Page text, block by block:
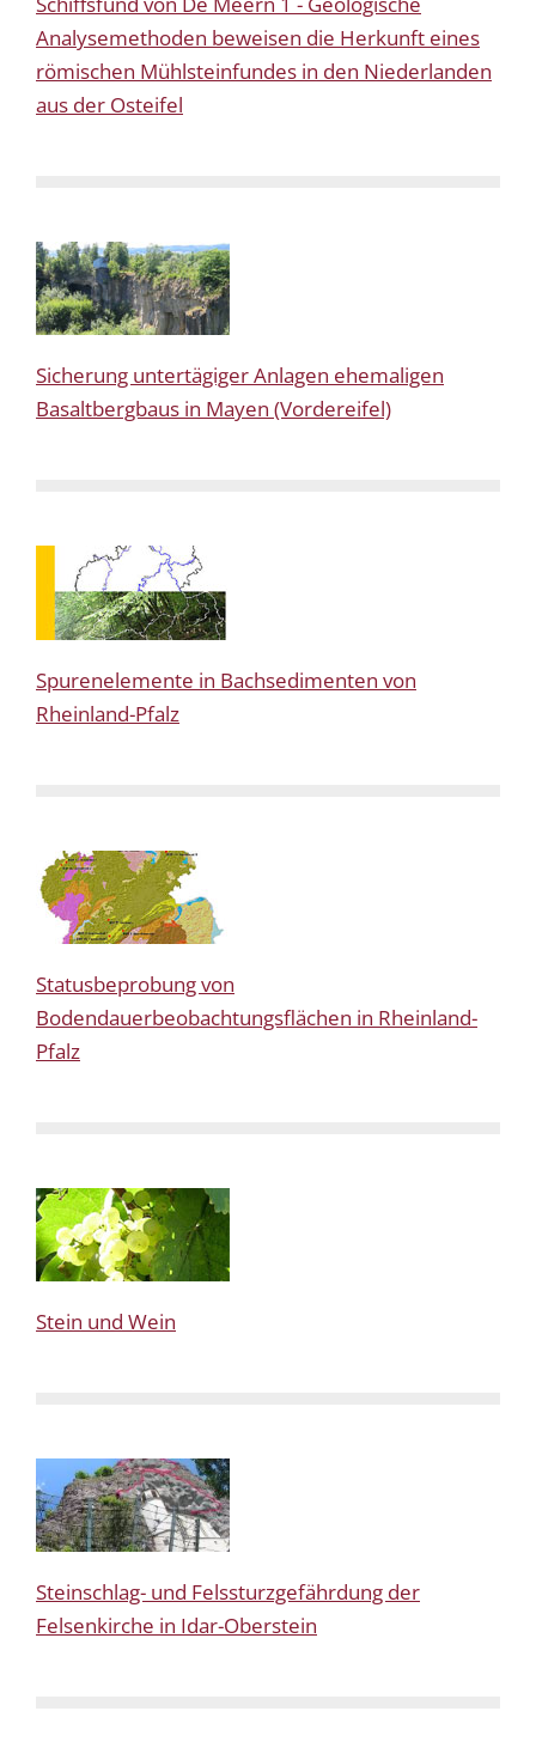
Analysemethoden beweisen die Herkunft eines
römischen Mühlsteinfundes in den Niederlanden
aus der Osteifel
Sicherung untertägiger Anlagen ehemaligen
Basaltbergbaus in Mayen (Vordereifel)
Spurenelemente in Bachsedimenten von
Rheinland-Pfalz
Statusbeprobung von
Bodendauerbeobachtungsflächen in Rheinland-
Pfalz
Stein und Wein
Steinschlag- und Felssturzgefährdung der
Felsenkirche in Idar-Oberstein